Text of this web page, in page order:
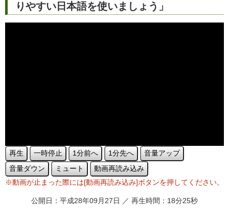
りやすい日本語を使いましょう」
再生 一時停止 1分前へ 1分先へ
音量アップ
音量ダウン
ミュート
動画再読み込み
※動画が止まった際には[動画再読み込み]ボタンを押してください。
公開日：平成28年09月27日 ／ 再生時間：18分25秒